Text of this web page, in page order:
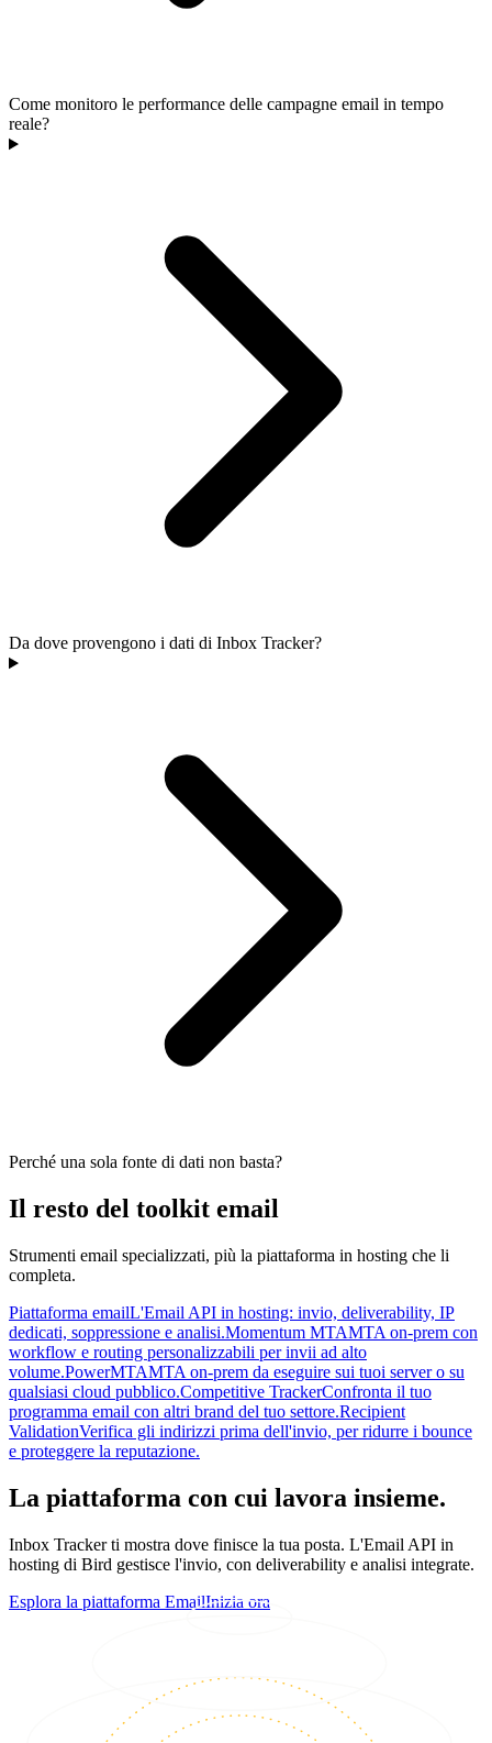
Come monitoro le performance delle campagne email in tempo
reale?
Da dove provengono i dati di Inbox Tracker?
Perché una sola fonte di dati non basta?
Il resto del toolkit email
Strumenti email specializzati, più la piattaforma in hosting che li
completa.
Piattaforma emailL'Email API in hosting: invio, deliverability, IP
dedicati, soppressione e analisi.Momentum MTAMTA on-prem con
workflow e routing personalizzabili per invii ad alto
volume.PowerMTAMTA on-prem da eseguire sui tuoi server o su
qualsiasi cloud pubblico.Competitive TrackerConfronta il tuo
programma email con altri brand del tuo settore.Recipient
ValidationVerifica gli indirizzi prima dell'invio, per ridurre i bounce
e proteggere la reputazione.
La piattaforma con cui lavora insieme.
Inbox Tracker ti mostra dove finisce la tua posta. L'Email API in
hosting di Bird gestisce l'invio, con deliverability e analisi integrate.
Esplora la piattaforma EmailInizia ora